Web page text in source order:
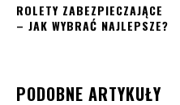
ROLETY ZABEZPIECZAJĄCE
– JAK WYBRAĆ NAJLEPSZE?
PODOBNE ARTYKUŁY